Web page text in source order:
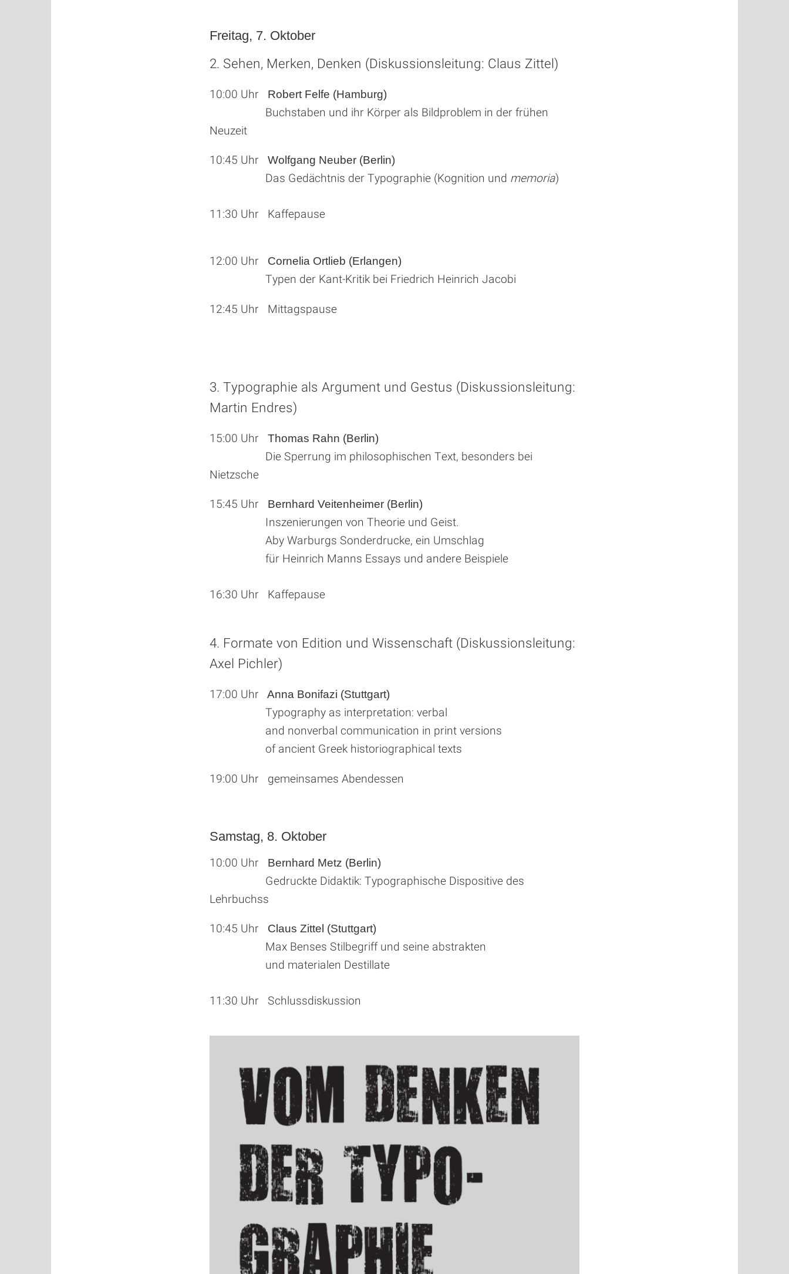
Freitag, 7. Oktober
2. Sehen, Merken, Denken (Diskussionsleitung: Claus Zittel)
10:00 Uhr Robert Felfe (Hamburg)
Buchstaben und ihr Körper als Bildproblem in der frühen
Neuzeit
10:45 Uhr Wolfgang Neuber (Berlin)
Das Gedächtnis der Typographie (Kognition und memoria)
11:30 Uhr Kaffepause
12:00 Uhr Cornelia Ortlieb (Erlangen)
Typen der Kant-Kritik bei Friedrich Heinrich Jacobi
12:45 Uhr Mittagspause
3. Typographie als Argument und Gestus (Diskussionsleitung:
Martin Endres)
15:00 Uhr Thomas Rahn (Berlin)
Die Sperrung im philosophischen Text, besonders bei
Nietzsche
15:45 Uhr
Bernhard Veitenheimer (Berlin)
Inszenierungen von Theorie und Geist.
Aby Warburgs Sonderdrucke, ein Umschlag
für Heinrich Manns Essays und andere Beispiele
16:30 Uhr Kaffepause
4. Formate von Edition und Wissenschaft (Diskussionsleitung:
Axel Pichler)
17:00 Uhr Anna Bonifazi (Stuttgart)
Typography as interpretation: verbal
and nonverbal communication in print versions
of ancient Greek historiographical texts
19:00 Uhr gemeinsames Abendessen
Samstag, 8. Oktober
10:00 Uhr
Bernhard Metz (Berlin)
Gedruckte Didaktik: Typographische Dispositive des
Lehrbuchss
10:45 Uhr
Claus Zittel (Stuttgart)
Max Benses Stilbegriff und seine abstrakten
und materialen Destillate
11:30 Uhr Schlussdiskussion